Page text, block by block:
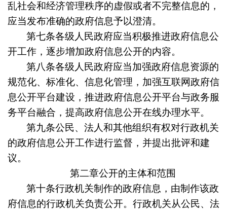
乱社会和经济管理秩序的虚假或者不完整信息的，
应当发布准确的政府信息予以澄清。
第七条各级人民政府应当积极推进政府信息公
开工作，逐步增加政府信息公开的内容。
第八条各级人民政府应当加强政府信息资源的
规范化、标准化、信息化管理，加强互联网政府信
息公开平台建设，推进政府信息公开平台与政务服
务平台融合，提高政府信息公开在线办理水平。
第九条公民、法人和其他组织有权对行政机关
的政府信息公开工作进行监督，并提出批评和建
议。
第二章公开的主体和范围
第十条行政机关制作的政府信息，由制作该政
府信息的行政机关负责公开。行政机关从公民、法